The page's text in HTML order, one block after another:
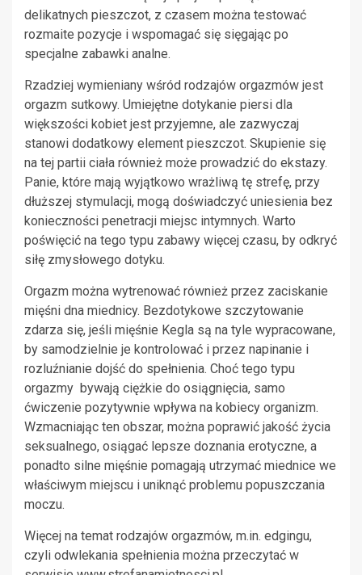
delikatnych pieszczot, z czasem można testować
rozmaite pozycje i wspomagać się sięgając po
specjalne zabawki analne.
Rzadziej wymieniany wśród rodzajów orgazmów jest
orgazm sutkowy. Umiejętne dotykanie piersi dla
większości kobiet jest przyjemne, ale zazwyczaj
stanowi dodatkowy element pieszczot. Skupienie się
na tej partii ciała również może prowadzić do ekstazy.
Panie, które mają wyjątkowo wrażliwą tę strefę, przy
dłuższej stymulacji, mogą doświadczyć uniesienia bez
konieczności penetracji miejsc intymnych. Warto
poświęcić na tego typu zabawy więcej czasu, by odkryć
siłę zmysłowego dotyku.
Orgazm można wytrenować również przez zaciskanie
mięśni dna miednicy. Bezdotykowe szczytowanie
zdarza się, jeśli mięśnie Kegla są na tyle wypracowane,
by samodzielnie je kontrolować i przez napinanie i
rozluźnianie dojść do spełnienia. Choć tego typu
orgazmy bywają ciężkie do osiągnięcia, samo
ćwiczenie pozytywnie wpływa na kobiecy organizm.
Wzmacniając ten obszar, można poprawić jakość życia
seksualnego, osiągać lepsze doznania erotyczne, a
ponadto silne mięśnie pomagają utrzymać miednice we
właściwym miejscu i uniknąć problemu popuszczania
moczu.
Więcej na temat rodzajów orgazmów, m.in. edgingu,
czyli odwlekania spełnienia można przeczytać w